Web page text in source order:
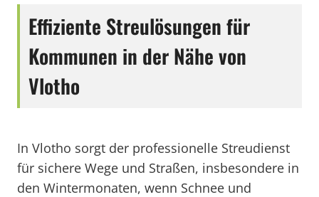
Effiziente Streulösungen für
Kommunen in der Nähe von
Vlotho
In Vlotho sorgt der professionelle Streudienst
für sichere Wege und Straßen, insbesondere in
den Wintermonaten, wenn Schnee und